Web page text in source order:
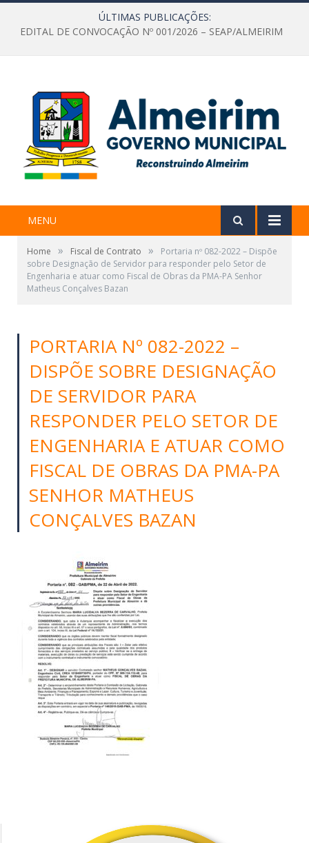
ÚLTIMAS PUBLICAÇÕES:
EDITAL DE CONVOCAÇÃO Nº 001/2026 – SEAP/ALMEIRIM
MENU
Home » Fiscal de Contrato »
Portaria nº 082-2022 – Dispõe
sobre Designação de Servidor para responder pelo Setor de
Engenharia e atuar como Fiscal de Obras da PMA-PA Senhor
Matheus Conçalves Bazan
PORTARIA Nº 082-2022 –
DISPÕE SOBRE DESIGNAÇÃO
DE SERVIDOR PARA
RESPONDER PELO SETOR DE
ENGENHARIA E ATUAR COMO
FISCAL DE OBRAS DA PMA-PA
SENHOR MATHEUS
CONÇALVES BAZAN